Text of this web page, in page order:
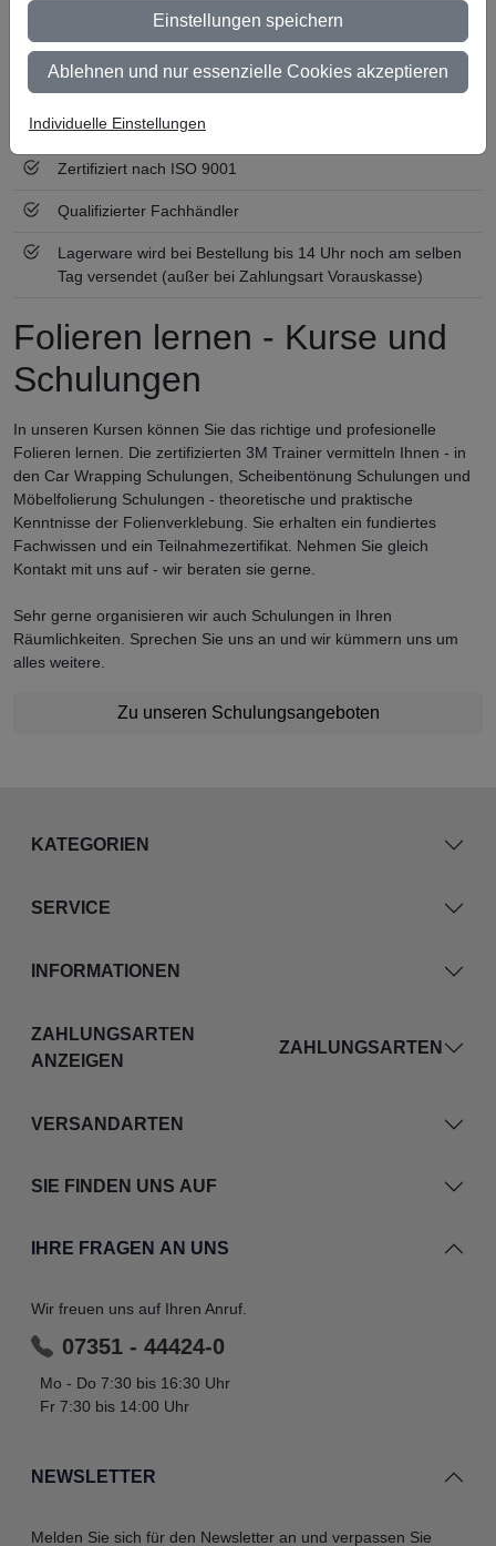
Persönliche Beratung und Betreuung
Keine Mindestbestellmenge
Deutschland)
Zertifiziert nach ISO 9001
Qualifizierter Fachhändler
Lagerware wird bei Bestellung bis 14 Uhr noch am selben
Tag versendet (außer bei Zahlungsart Vorauskasse)
Folieren lernen - Kurse und
Schulungen
In unseren Kursen können Sie das richtige und profesionelle
Folieren lernen. Die zertifizierten 3M Trainer vermitteln Ihnen - in
den Car Wrapping Schulungen, Scheibentönung Schulungen und
Möbelfolierung Schulungen - theoretische und praktische
Kenntnisse der Folienverklebung. Sie erhalten ein fundiertes
Fachwissen und ein Teilnahmezertifikat. Nehmen Sie gleich
Kontakt mit uns auf - wir beraten sie gerne.
Sehr gerne organisieren wir auch Schulungen in Ihren
Räumlichkeiten. Sprechen Sie uns an und wir kümmern uns um
alles weitere.
Zu unseren Schulungsangeboten
KATEGORIEN
SERVICE
INFORMATIONEN
NEWSLETTER
Melden Sie sich für den Newsletter an und verpassen Sie
ZAHLUNGSARTEN
ANZEIGEN
ZAHLUNGSARTEN
VERSANDARTEN
SIE FINDEN UNS AUF
IHRE FRAGEN AN UNS
Wir freuen uns auf Ihren Anruf.
07351 - 44424-0
Mo - Do 7:30 bis 16:30 Uhr
Fr 7:30 bis 14:00 Uhr
Einstellungen speichern
Ablehnen und nur essenzielle Cookies akzeptieren
Individuelle Einstellungen